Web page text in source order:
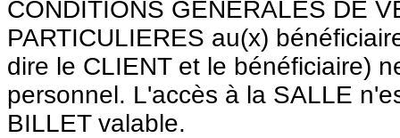
CONDITIONS GENERALES DE
PARTICULIERES au(x)
dire le CLIENT et le bénéficiaire)
personnel. L'accès à la SALLE
BILLET valable.